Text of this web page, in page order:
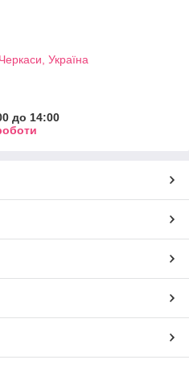
Україна
до 14:00